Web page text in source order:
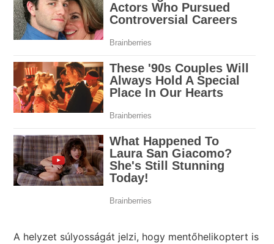
A helyzet súlyosságát jelzi, hogy mentőhelikoptert is